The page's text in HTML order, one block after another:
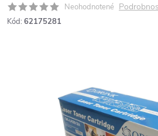
Neohodnotené
Kód: 62175281